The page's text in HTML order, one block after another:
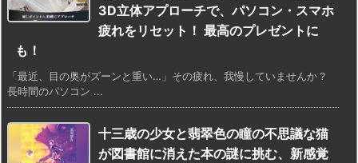
3D立体アプローチで、パソコン・スマホ
疲れをリセット！ 最高のプレゼントに
も！
「最近、目の奥がズーンと重い…」その疲れ、我慢していませんか？
長時間のパソコン ...
十三歳の少女と翡翠色の瞳の不思議な猫
が図書館に消えた本の謎に挑む、新感覚